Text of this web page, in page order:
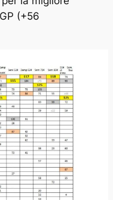
(+56